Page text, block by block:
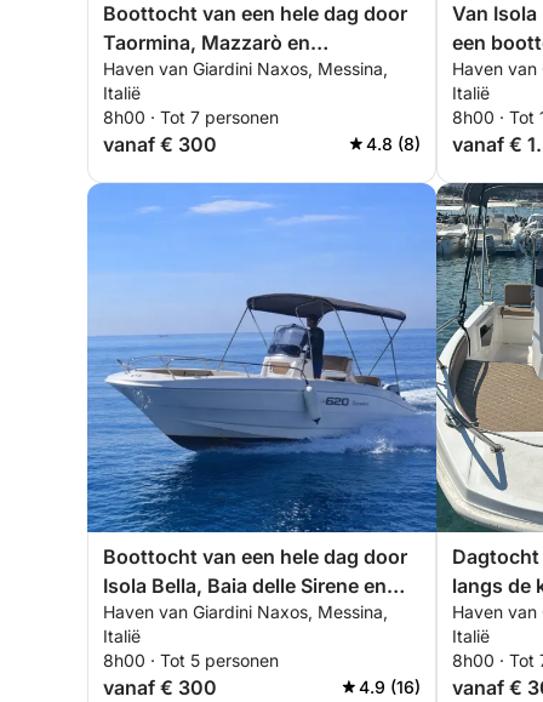
Boottocht van een hele dag door
Taormina, Mazzarò en
Sant'Alessio
Haven van Giardini Naxos, Messina,
Italië
8h00 · Tot 7 personen
vanaf € 300 4.8 (8)
Van
een
Haven van
Italië
8h00 · Tot
vanaf €
Boottocht van een hele dag door
Isola Bella, Baia delle Sirene en
Sant'Alessio
Haven van Giardini Naxos, Messina,
Italië
8h00 · Tot 5 personen
vanaf € 300 4.9 (16)
Dagtocht
langs de
Haven van
Italië
8h00 · Tot
vanaf €